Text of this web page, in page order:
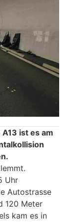
ist es am
Uhr
Autostrasse
120 Meter
kam es in